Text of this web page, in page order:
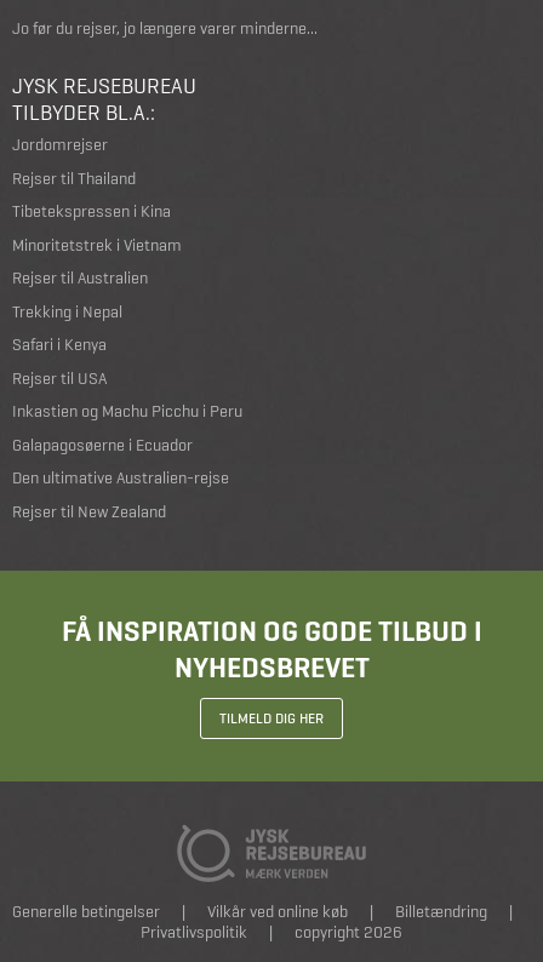
Jo før du rejser, jo længere varer minderne...
JYSK REJSEBUREAU
TILBYDER BL.A.:
Jordomrejser
Rejser til Thailand
Tibetekspressen i Kina
Minoritetstrek i Vietnam
Rejser til Australien
Trekking i Nepal
Safari i Kenya
Rejser til USA
Inkastien og Machu Picchu i Peru
Galapagosøerne i Ecuador
Den ultimative Australien-rejse
Rejser til New Zealand
FÅ INSPIRATION OG GODE TILBUD I
NYHEDSBREVET
TILMELD DIG HER
Generelle betingelser | Vilkår ved online køb | Billetændring
|
Privatlivspolitik
| copyright 2026